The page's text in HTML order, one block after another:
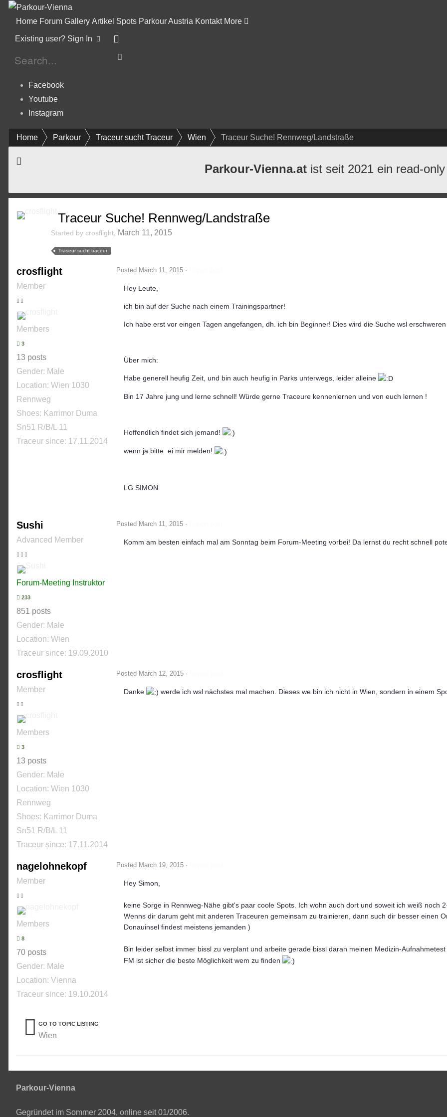
Home Forum Gallery Artikel Spots Parkour Austria Kontakt More
Existing user? Sign In
Facebook
Youtube
Instagram
Home Parkour Traceur sucht Traceur Wien Traceur Suche! Rennweg/Landstraße
Parkour-Vienna.at ist seit 2021 ein read-
Traceur Suche! Rennweg/Landstraße
Started by crosflight, March 11, 2015
Traseur sucht traceur
crosflight
Member
Members
3
13 posts
Gender: Male
Location: Wien 1030
Rennweg
Shoes: Karrimor Duma
Sn51 R/B/L 11
Traceur since: 17.11.2014
Posted March 11, 2015 ·
Hey Leute,
ich bin auf der Suche nach einem Trainingspartner!
Ich habe erst vor eingen Tagen angefangen, dh. ich bin Beginner! Dies wird die Suche wsl
Über mich:
Habe generell heufig Zeit, und bin auch heufig in Parks unterwegs, leider alleine
Bin 17 Jahre jung und lerne schnell! Würde gerne Traceure kennenlernen und von euch lernen !
Hoffendlich findet sich jemand!
wenn ja bitte ei mir melden!
LG SIMON
Sushi
Advanced Member
Forum-Meeting Instruktor
233
851 posts
Gender: Male
Location: Wien
Traceur since: 19.09.2010
Posted March 11, 2015 ·
Komm am besten einfach mal am Sonntag beim Forum-Meeting vorbei! Da lernst du recht schnell
crosflight
Member
Members
3
13 posts
Gender: Male
Location: Wien 1030
Rennweg
Shoes: Karrimor Duma
Sn51 R/B/L 11
Traceur since: 17.11.2014
Posted March 12, 2015 ·
Danke werde ich wsl nächstes mal machen. Dieses we bin ich nicht in Wien, sondern in einem
nagelohnekopf
Member
Members
8
70 posts
Gender: Male
Location: Vienna
Traceur since: 19.10.2014
Posted March 19, 2015 ·
Hey Simon,
keine Sorge in Rennweg-Nähe gibt's paar coole Spots. Ich wohn auch dort und soweit ich weiß noch
Wenns dir darum geht mit anderen Traceuren gemeinsam zu trainieren, dann such dir besser einen
Donauinsel findest meistens jemanden )
Bin leider selbst immer bissl zu verplant und arbeite gerade bissl daran meinen Medizin-
FM ist sicher die beste Möglichkeit wem zu finden
GO TO TOPIC LISTING
Wien
Parkour-Vienna
Gegründet im Sommer 2004, online seit 01/2006.